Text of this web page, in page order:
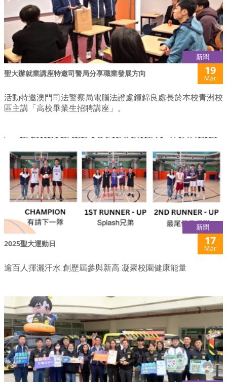
新聞
聖大辦就業講座特邀司警局分享職業發展方向 19
Mar
活動特邀澳門司法警察局電腦法證處鍾錦良處長於本校青洲校
區主講「高校畢業生招聘講座」。
新聞
2025聖大運動日 17
Mar
逾百人揮灑汗水 創歷屆參與新高 凝聚校園健康能量